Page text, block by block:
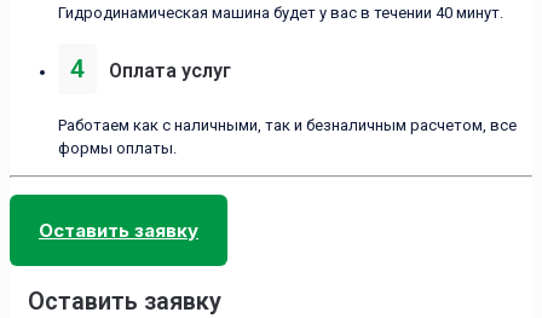
Гидродинамическая машина будет у вас в течении 40 минут.
4 Оплата услуг
Работаем как с наличными, так и безналичным расчетом, все
формы оплаты.
Оставить заявку
Оставить заявку